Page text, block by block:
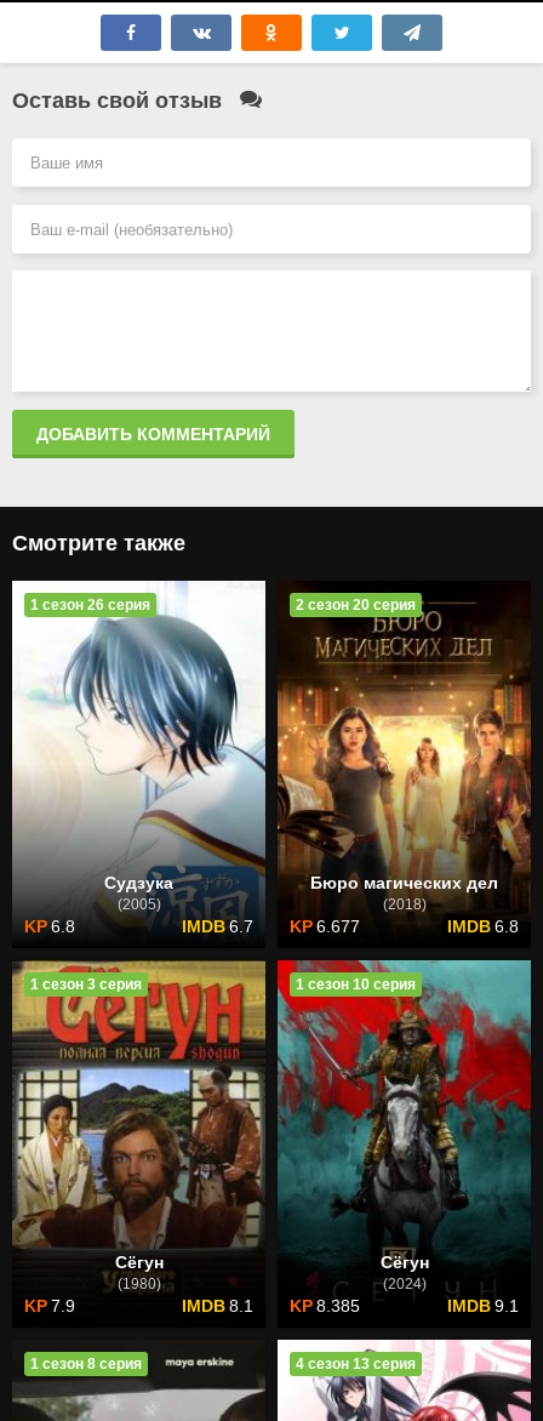
Оставь свой отзыв
ДОБАВИТЬ КОММЕНТАРИЙ
Смотрите также
Судзука
(2005)
6.8 6.7
1 сезон 26 серия
Бюро магических дел
(2018)
6.677 6.8
2 сезон 20 серия
Сёгун
(1980)
7.9 8.1
1 сезон 3 серия
Сёгун
(2024)
8.385 9.1
1 сезон 10 серия
1 сезон 8 серия 4 сезон 13 серия